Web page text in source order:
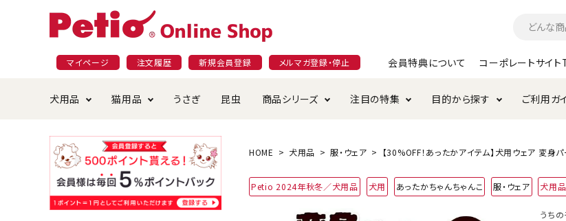
マイページ 注文履歴 新規会員登録 メルマガ登録・停止 会員特典について コーポレートサイ
犬用品
ドッグフード おやつ お手入れ・ケ
ペットシーツ ベッド・ハウス・マット サークル・ケー
猫用品
ごはん・おやつ お手入れ・ケア用品 トイレタリー・
ベッド・ハウス・マット サークル・ケージ・タワー キャリーバッグ
うさぎ 昆虫 商品シリーズ
プラクト 素材そのまま 極上
注目の特集
夜のお散歩特集 無添加特集 けりぐるみ特集
目的から探す
国産フード&おやつ特集 穀物不使用のグレインフリー
ご利用ガ
ショッピングガイド 会員特典について ご注文方法に
返品・交換について オンラインショップ利用規約
HOME 犬用品 服・ウェア 【30%OFF！あったかアイテム】犬用ウェア 変
Petio 2024年秋冬／犬用品 犬用 あったかちゃんちゃんこ 服・ウェア 犬用品
うち